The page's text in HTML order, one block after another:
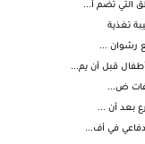
التي تضم أ...
تغذية
رشوان ...
ض...
بعد أن ...